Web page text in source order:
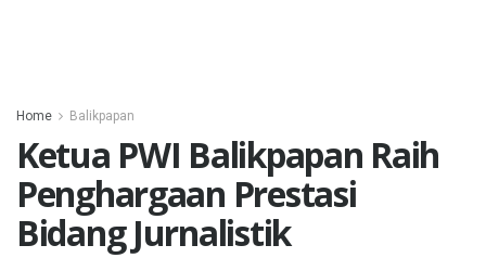
Home Balikpapan
Ketua PWI Balikpapan Raih
Penghargaan Prestasi
Bidang Jurnalistik